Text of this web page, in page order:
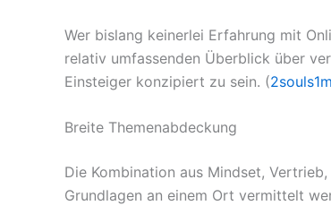
Wer bislang keinerlei Erfahrung mit
relativ umfassenden Überblick über
Einsteiger konzipiert zu sein. (
Breite Themenabdeckung
Die Kombination aus Mindset,
Grundlagen an einem Ort vermittelt